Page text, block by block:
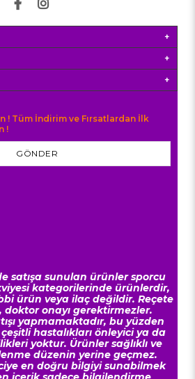
! Tüm İndirim ve Fırsatlardan İlk
!
GÖNDER
satışa sunulan ürünler sporcu
kategorilerinde ürünlerdir,
ürün veya ilaç değildir. Reçete
doktor onayı gerektirmezler.
yapmamaktadır, bu yüzden
hastalıkları önleyici ya da
yoktur. Ürünler sağlıklı ve
düzenin yerine geçmez.
en doğru bilgiyi sunabilmek